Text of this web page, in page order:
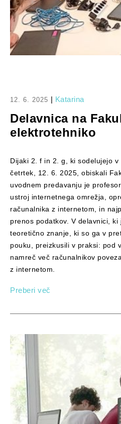
12. 6. 2025 | Katarina
Delavnica na
elektrotehniko
Dijaki 2. f in 2. g, ki sodelujejo
četrtek, 12. 6. 2025, obiskali
uvodnem predavanju je
ustroj internetnega omrežja,
računalnika z internetom, in
prenos podatkov. V delavnici,
teoretično znanje, ki so ga v
pouku, preizkusili v praksi: pod
namreč več računalnikov
z internetom.
Preberi več